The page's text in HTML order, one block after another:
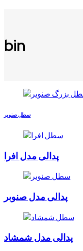
bin
سطل صنوبر
پدالی مدل افرا
پدالی مدل صنوبر
پدالی مدل شمشاد